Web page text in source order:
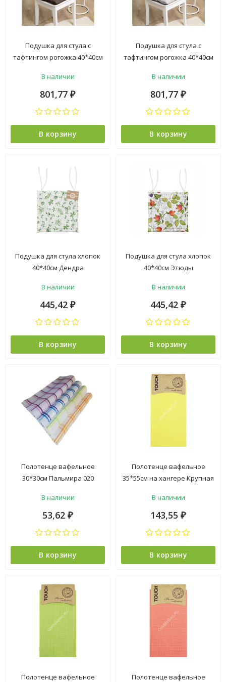
Подушка для стула с
тафтингом рогожка 40*40см
*1/8
В наличии
801,77 ₽
В корзину
Подушка для стула с
тафтингом рогожка 40*40см
В наличии
801,77 ₽
В корзину
Подушка для стула хлопок
40*40см Дендра
*1/25
В наличии
445,42 ₽
В корзину
Подушка для стула хлопок
40*40см Этюды
*1/25
В наличии
445,42 ₽
В корзину
Полотенце вафельное
30*30см Пальмира 020
В наличии
53,62 ₽
В корзину
Полотенце вафельное
35*55см на хангере Крупная
*6
В наличии
143,55 ₽
В корзину
Полотенце вафельное
Полотенце вафельное